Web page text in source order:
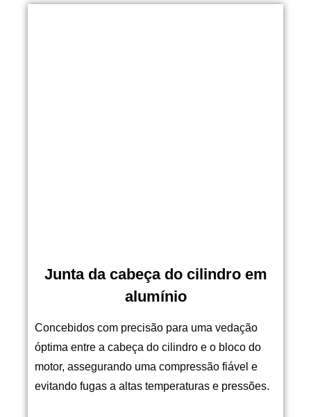
Junta da cabeça do cilindro em
alumínio
Concebidos com precisão para uma vedação
óptima entre a cabeça do cilindro e o bloco do
motor, assegurando uma compressão fiável e
evitando fugas a altas temperaturas e pressões.